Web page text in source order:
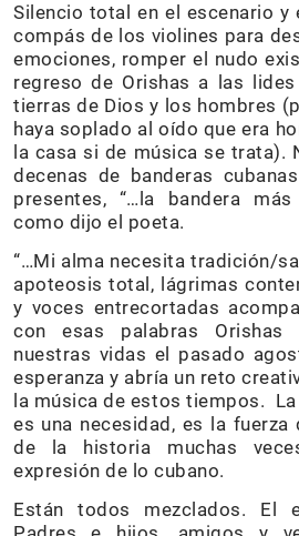
Silencio total en el escenario y
compás de los violines para
emociones, romper el nudo
regreso de Orishas a las
tierras de Dios y los hombres
haya soplado al oído que era
la casa si de música se trata).
decenas de banderas
presentes, “…la bandera
como dijo el poeta.
“…Mi alma necesita tradición/
apoteosis total, lágrimas
y voces entrecortadas
con esas palabras Orishas
nuestras vidas el pasado
esperanza y abría un reto
la música de estos tiempos.
es una necesidad, es la
de la historia muchas
expresión de lo cubano.
Están todos mezclados. El